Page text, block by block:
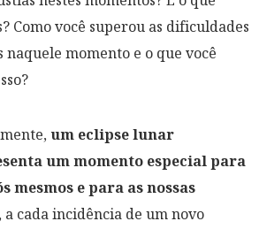
Como você superou as dificuldades
naquele momento e o que você
um eclipse lunar
um momento especial para
mesmos e para as nossas
a cada incidência de um novo